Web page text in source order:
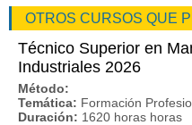
OTROS CURSOS QUE
Técnico Superior en
Industriales 2026
Método:
Temática: Formación
Duración: 1620 horas horas